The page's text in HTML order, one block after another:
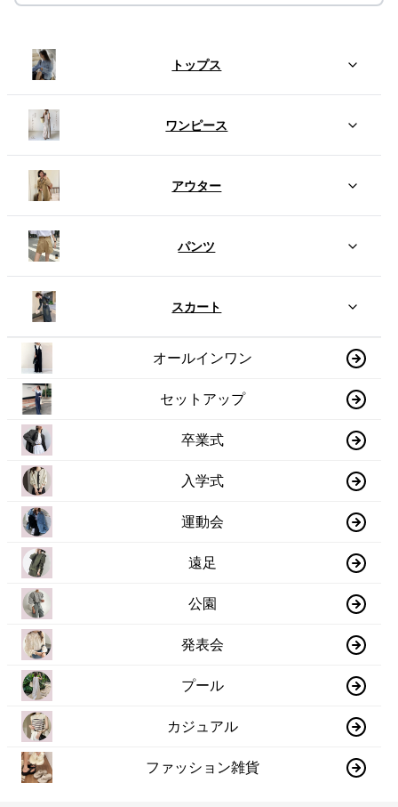
トップス
ワンピース
アウター
パンツ
スカート
オールインワン
セットアップ
卒業式
入学式
運動会
遠足
公園
発表会
プール
カジュアル
ファッション雑貨